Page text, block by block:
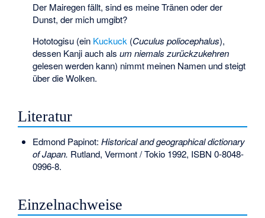
Der Mairegen fällt, sind es meine Tränen oder der
Dunst, der mich umgibt?
Hototogisu (ein Kuckuck(Cuculus poliocephalus),
dessen Kanji auch als um niemals zurückzukehren
gelesen werden kann) nimmt meinen Namen und steigt
über die Wolken.
Literatur
Edmond Papinot: Historical and geographical dictionary
of Japan. Rutland, Vermont / Tokio 1992, ISBN 0-8048-
0996-8.
Einzelnachweise